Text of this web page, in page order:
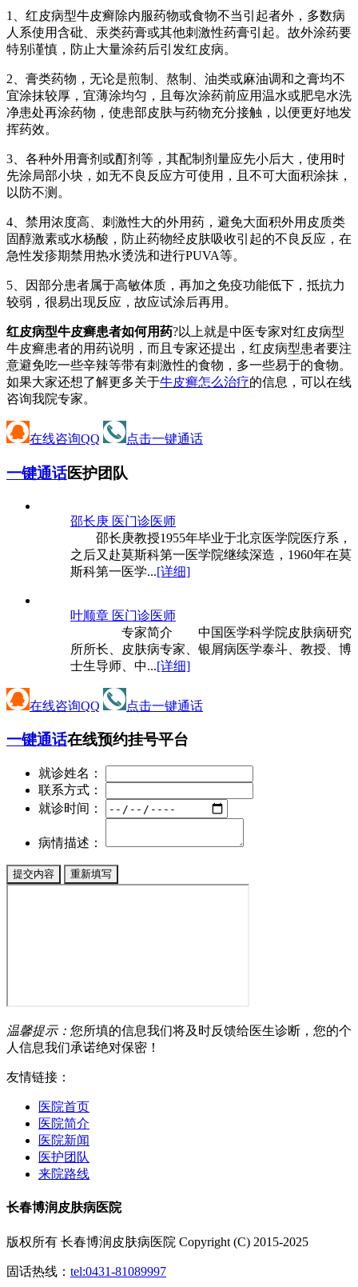
1、红皮病型牛皮癣除内服药物或食物不当引起者外，多数病
人系使用含砒、汞类药膏或其他刺激性药膏引起。故外涂药要
特别谨慎，防止大量涂药后引发红皮病。
2、膏类药物，无论是煎制、熬制、油类或麻油调和之膏均不
宜涂抹较厚，宜薄涂均匀，且每次涂药前应用温水或肥皂水洗
净患处再涂药物，使患部皮肤与药物充分接触，以便更好地发
挥药效。
3、各种外用膏剂或酊剂等，其配制剂量应先小后大，使用时
先涂局部小块，如无不良反应方可使用，且不可大面积涂抹，
以防不测。
4、禁用浓度高、刺激性大的外用药，避免大面积外用皮质类
固醇激素或水杨酸，防止药物经皮肤吸收引起的不良反应，在
急性发疹期禁用热水烫洗和进行PUVA等。
5、因部分患者属于高敏体质，再加之免疫功能低下，抵抗力
较弱，很易出现反应，故应试涂后再用。
红皮病型牛皮癣患者如何用药?以上就是中医专家对红皮病型
牛皮癣患者的用药说明，而且专家还提出，红皮病型患者要注
意避免吃一些辛辣等带有刺激性的食物，多一些易于的食物。
如果大家还想了解更多关于牛皮癣怎么治疗的信息，可以在线
咨询我院专家。
在线咨询QQ 点击一键通话
一键通话医护团队
邵长庚 医门诊医师
邵长庚教授1955年毕业于北京医学院医疗系，
之后又赴莫斯科第一医学院继续深造，1960年在莫
斯科第一医学...[详细]
叶顺章 医门诊医师
专家简介 中国医学科学院皮肤病研究
所所长、皮肤病专家、银屑病医学泰斗、教授、博
士生导师、中...[详细]
在线咨询QQ 点击一键通话
一键通话在线预约挂号平台
就诊姓名：
联系方式：
就诊时间：
病情描述：
温馨提示： 您所填的信息我们将及时反馈给医生诊断，您的个
人信息我们承诺绝对保密！
友情链接：
医院首页
医院简介
医院新闻
医护团队
来院路线
长春博润皮肤病医院
版权所有 长春博润皮肤病医院 Copyright (C) 2015-2025
固话热线： tel:0431-81089997